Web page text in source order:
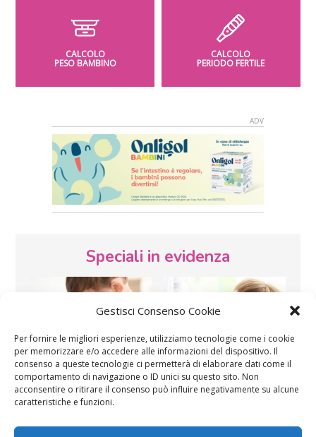
Gestisci Consenso Cookie
Per fornire le migliori esperienze, utilizziamo tecnologie come i cookie
per memorizzare e/o accedere alle informazioni del dispositivo. Il
consenso a queste tecnologie ci permetterà di elaborare dati come il
comportamento di navigazione o ID unici su questo sito. Non
acconsentire o ritirare il consenso può influire negativamente su alcune
caratteristiche e funzioni.
CALCOLO
PESO BAMBINO
CALCOLO
PERIODO FERTILE
Speciali in evidenza
Vaccini SOS Pediatra